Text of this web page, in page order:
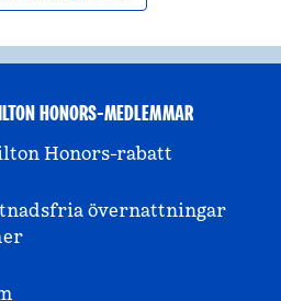
HONORS-MEDLEMMAR
Honors-rabatt
övernattningar